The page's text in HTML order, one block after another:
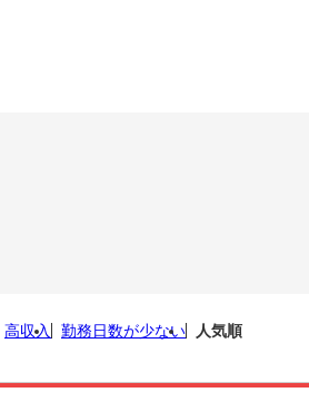
高収入 勤務日数が少ない 人気順